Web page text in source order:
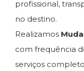
profissional,
no destino.
Realizamos
com frequência
serviços